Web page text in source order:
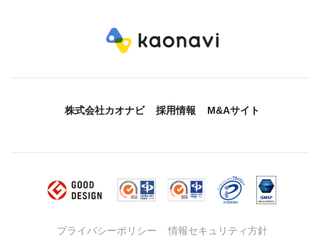
株式会社カオナビ 採用情報 M&Aサイト
プライバシーポリシー 情報セキュリティ方針